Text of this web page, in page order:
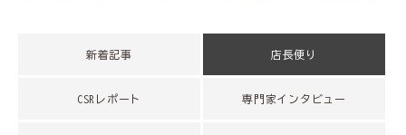
新着記事 店長便り
CSRレポート 専門家インタビュー